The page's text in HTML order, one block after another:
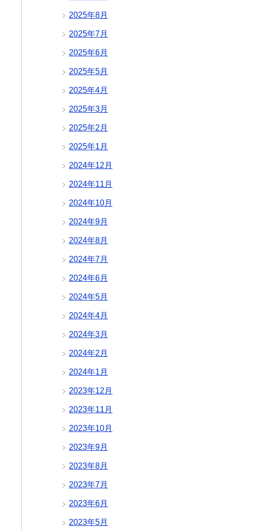
2025年8月
2025年7月
2025年6月
2025年5月
2025年4月
2025年3月
2025年2月
2025年1月
2024年12月
2024年11月
2024年10月
2024年9月
2024年8月
2024年7月
2024年6月
2024年5月
2024年4月
2024年3月
2024年2月
2024年1月
2023年12月
2023年11月
2023年10月
2023年9月
2023年8月
2023年7月
2023年6月
2023年5月